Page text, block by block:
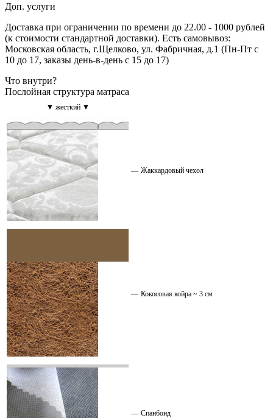
Доп. услуги
Доставка при ограничении по времени до 22.00 - 1000 рублей
(к стоимости стандартной доставки). Есть самовывоз:
Московская область, г.Щелково, ул. Фабричная, д.1 (Пн-Пт с
10 до 17, заказы день-в-день с 15 до 17)
Что внутри?
Послойная структура матраса
▼ жесткий ▼
— Жаккардовый чехол
— Кокосовая койра ~ 3 см
— Спанбонд